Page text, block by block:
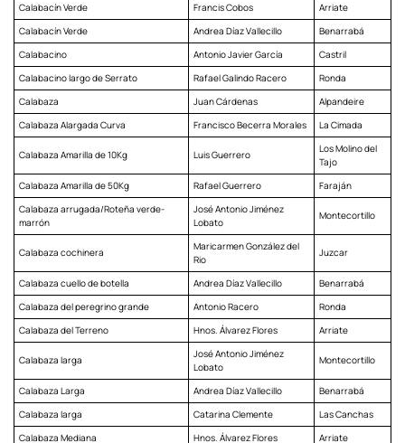
Calabacín Verde
Francis Cobos
Arriate
Calabacín Verde
Andrea Díaz Vallecillo
Benarrabá
Calabacino
Antonio Javier García
Castril
Calabacino largo de Serrato
Rafael Galindo Racero
Ronda
Calabaza
Juan Cárdenas
Alpandeire
Calabaza Alargada Curva
Francisco Becerra Morales La Cimada
Calabaza Amarilla de 10Kg Luis Guerrero
Los Molino del
Tajo
Calabaza Amarilla de 50Kg
Rafael Guerrero
Faraján
Calabaza arrugada/Roteña verde-
marrón
José Antonio Jiménez
Lobato
Montecortillo
Calabaza cochinera
Maricarmen González del
Rio
Juzcar
Calabaza cuello de botella Andrea Díaz Vallecillo
Benarrabá
Calabaza del peregrino grande
Antonio Racero
Ronda
Calabaza del Terreno
Hnos. Álvarez Flores Arriate
Calabaza larga
José Antonio Jiménez
Lobato
Montecortillo
Calabaza Larga Andrea Díaz Vallecillo
Benarrabá
Calabaza larga
Catarina Clemente
Las Canchas
Calabaza Mediana
Hnos. Álvarez Flores Arriate